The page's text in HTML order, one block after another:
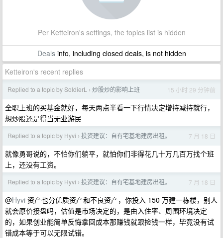
Per Ketteiron's settings, the topics list is hidden
Dealsinfo, including closed deals, is not hidden
Ketteiron's recent replies
Replied to a topic by SoldierL › 炒股炒的影响上班 15 小时 29 分钟前
全职上班的买基金就好，每天两点半看一下行情决定增持减持就行，
想炒股还是得当无业游民
Replied to a topic by Hyvi › 投资建议：自有宅基地建房出租。 7 月 18 日
就像勇哥说的，不怕你们躺平，就怕你们非得花几十万几百万找个班
上，还没有工资。
Replied to a topic by Hyvi › 投资建议：自有宅基地建房出租。 7 月 18 日
@Hyvi 资产也分优质资产和不良资产，你投入 150 万建一栋楼，别人
就会原价接盘吗，估值是市场决定的，是由入住率、周围环境决定
的，如果创业能简单反悔拿回成本那赚钱就跟捡钱一样，毕竟没有试
错成本等于可以无限试错。